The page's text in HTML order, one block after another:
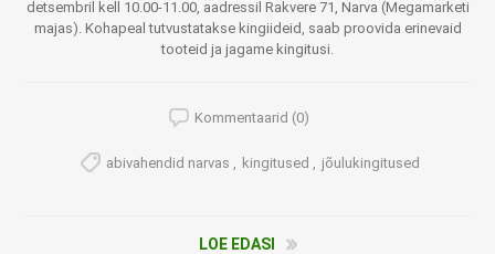
detsembril kell 10.00-11.00, aadressil Rakvere 71, Narva (Megamarketi
majas). Kohapeal tutvustatakse kingiideid, saab proovida erinevaid
tooteid ja jagame kingitusi.
Kommentaarid (0)
abivahendid narvas , kingitused , jõulukingitused
LOE EDASI